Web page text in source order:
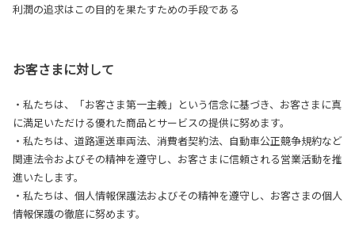
利潤の追求はこの目的を果たすための手段である
お客さまに対して
・私たちは、「お客さま第一主義」という信念に基づき、お客さまに真
に満足いただける優れた商品とサービスの提供に努めます。
・私たちは、道路運送車両法、消費者契約法、自動車公正競争規約など
関連法令およびその精神を遵守し、お客さまに信頼される営業活動を推
進いたします。
・私たちは、個人情報保護法およびその精神を遵守し、お客さまの個人
情報保護の徹底に努めます。